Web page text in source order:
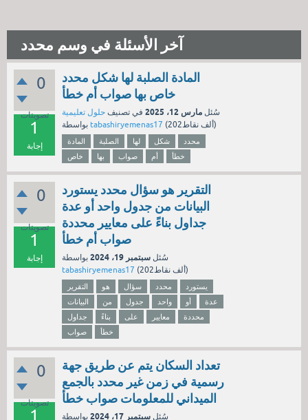
آخر الأسئلة في وسم محدد
0
تصويتات
1
إجابة
المادة الصلبة لها شكل محدد
خاص بها صواب أم خطأ
سُئل مارس 12، 2025 في تصنيف حلول تعليمية
tabashiryemenas17 ( 202ألف نقاط)
المادة الصلبة لها شكل
محدد
خاص
بها صواب أم خطأ
0
تصويتات
1
إجابة
التقرير هو سؤال محدد يستورد
البيانات من جدول واحد أو عدة
جداول بناءً على معايير محددة
صواب أم خطأ
سُئل سبتمبر 19، 2024
بواسطة
tabashiryemenas17 ( 202ألف نقاط)
التقرير هو سؤال محدد
يستورد
البيانات
من جدول واحد أو
عدة
جداول
بناءً على معايير
محددة
صواب
خطأ
0
تصويتات
1
تعداد السكان يتم عن طريق جهة
رسمية في زمن غير محدد بالجمع
الميداني للمعلومات صواب خطأ
سُئل سبتمبر 17، 2024 بواسطة